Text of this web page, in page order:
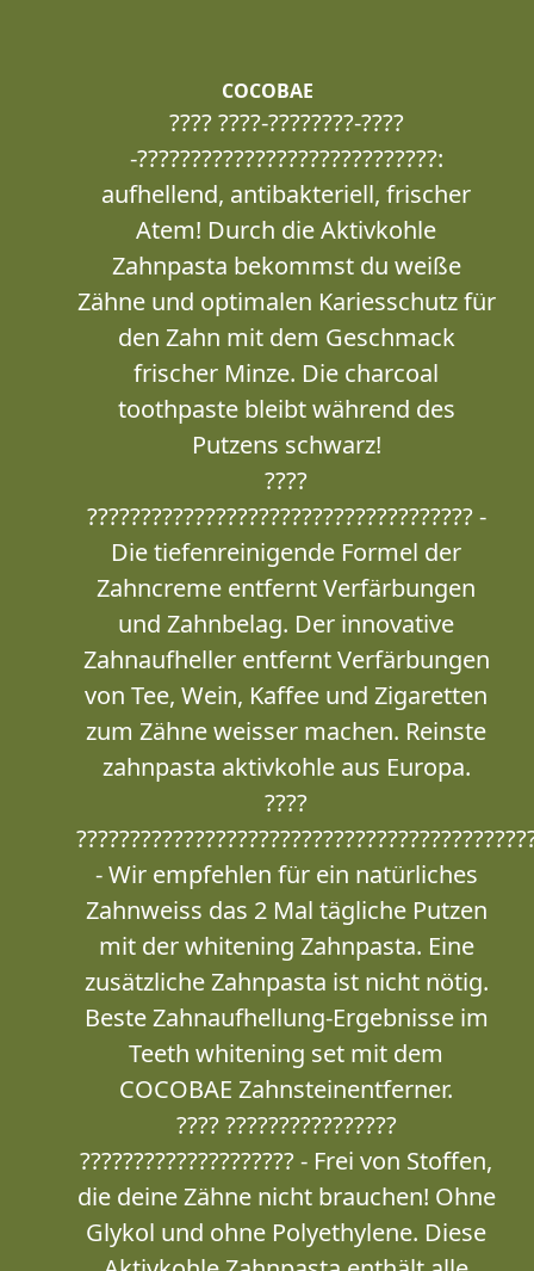
COCOBAE
???? ????-????????-????
-????????????????????????????:
aufhellend, antibakteriell, frischer
Atem! Durch die Aktivkohle
Zahnpasta bekommst du weiße
Zähne und optimalen Kariesschutz für
den Zahn mit dem Geschmack
frischer Minze. Die charcoal
toothpaste bleibt während des
Putzens schwarz!
????
???????????????????????????????????? -
Die tiefenreinigende Formel der
Zahncreme entfernt Verfärbungen
und Zahnbelag. Der innovative
Zahnaufheller entfernt Verfärbungen
von Tee, Wein, Kaffee und Zigaretten
zum Zähne weisser machen. Reinste
zahnpasta aktivkohle aus Europa.
????
- Wir empfehlen für ein natürliches
Zahnweiss das 2 Mal tägliche Putzen
mit der whitening Zahnpasta. Eine
zusätzliche Zahnpasta ist nicht nötig.
Beste Zahnaufhellung-Ergebnisse im
Teeth whitening set mit dem
COCOBAE Zahnsteinentferner.
???? ????????????????
???????????????????? - Frei von Stoffen,
die deine Zähne nicht brauchen! Ohne
Glykol und ohne Polyethylene. Diese